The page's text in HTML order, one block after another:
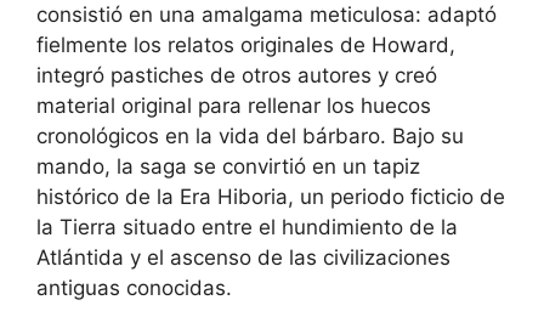
consistió en una amalgama meticulosa: adaptó
fielmente los relatos originales de Howard,
integró pastiches de otros autores y creó
material original para rellenar los huecos
cronológicos en la vida del bárbaro. Bajo su
mando, la saga se convirtió en un tapiz
histórico de la Era Hiboria, un periodo ficticio de
la Tierra situado entre el hundimiento de la
Atlántida y el ascenso de las civilizaciones
antiguas conocidas.